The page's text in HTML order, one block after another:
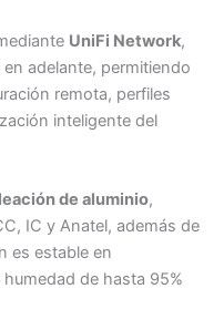
UniFi Network,
adelante, permitiendo
remota, perfiles
inteligente del
de aluminio,
IC y Anatel, además de
es estable en
de hasta 95%